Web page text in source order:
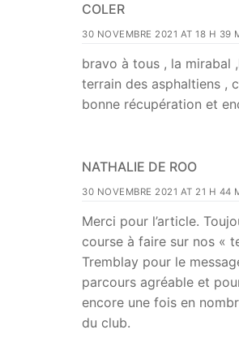
COLER
30 NOVEMBRE 2021 AT 18 H 39
bravo à tous , la mirabal
terrain des asphaltiens ,
bonne récupération et
NATHALIE DE ROO
30 NOVEMBRE 2021 AT 21 H 44
Merci pour l’article.
course à faire sur nos «
Tremblay pour le
parcours agréable et
encore une fois en
du club.